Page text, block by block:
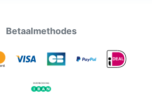
Betaalmethodes